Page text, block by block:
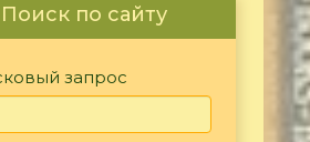
Поиск по сайту
запрос